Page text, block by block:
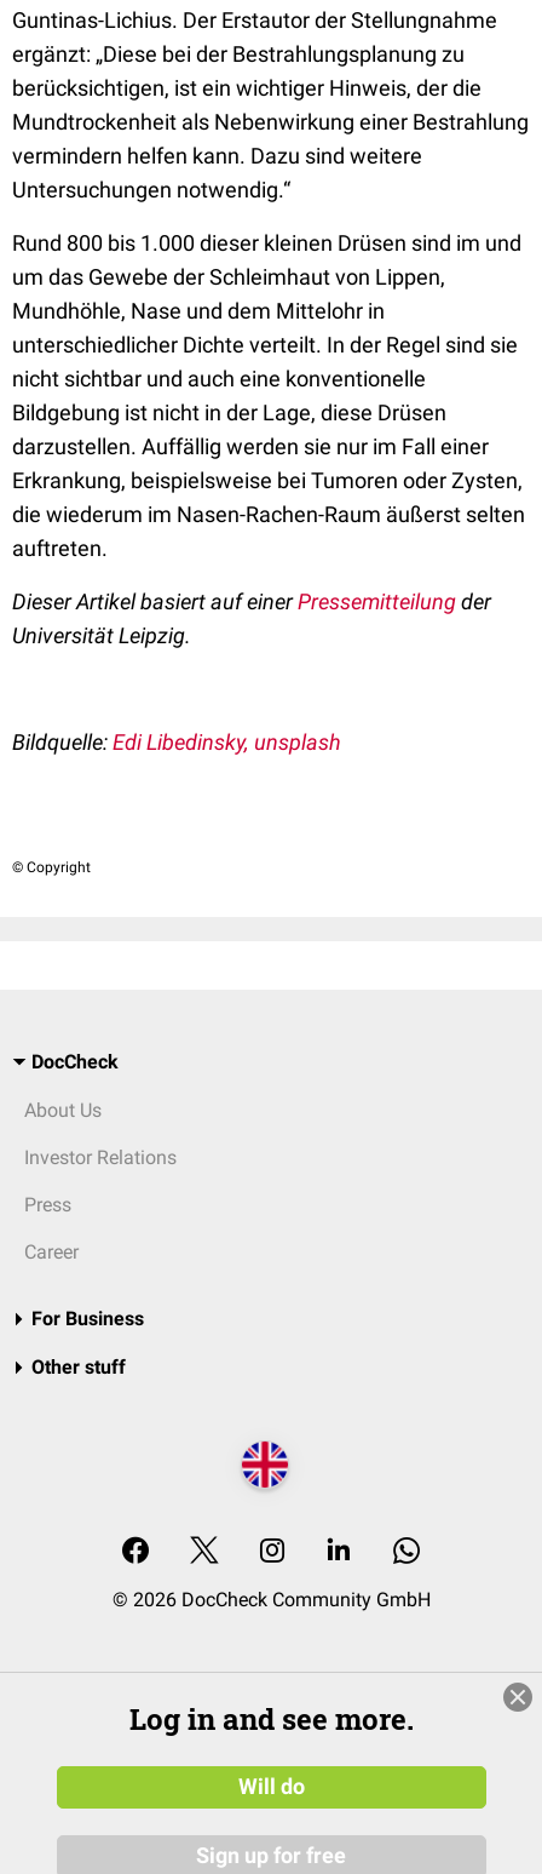
Guntinas-Lichius. Der Erstautor der Stellungnahme
ergänzt: „Diese bei der Bestrahlungsplanung zu
berücksichtigen, ist ein wichtiger Hinweis, der die
Mundtrockenheit als Nebenwirkung einer Bestrahlung
vermindern helfen kann. Dazu sind weitere
Untersuchungen notwendig.“
Rund 800 bis 1.000 dieser kleinen Drüsen sind im und
um das Gewebe der Schleimhaut von Lippen,
Mundhöhle, Nase und dem Mittelohr in
unterschiedlicher Dichte verteilt. In der Regel sind sie
nicht sichtbar und auch eine konventionelle
Bildgebung ist nicht in der Lage, diese Drüsen
darzustellen. Auffällig werden sie nur im Fall einer
Erkrankung, beispielsweise bei Tumoren oder Zysten,
die wiederum im Nasen-Rachen-Raum äußerst selten
auftreten.
Dieser Artikel basiert auf einerPressemitteilungder
Universität Leipzig.
Bildquelle:Edi Libedinsky, unsplash
© Copyright
DocCheck
About Us
Investor Relations
Press
Career
For Business
Other stuff
© 2026 DocCheck Community GmbH
Log in and see more.
Will do
Sign up for free